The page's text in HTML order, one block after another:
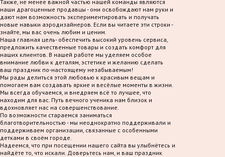
Также, не менее важной частью нашей команды являются
наши драгоценные продавцы - они освобождают нам руки и
дают нам возможность экспериментировать и получать
новые навыки аэродизайнеров. Если вы читаете эти строки -
знайте, мы вас очень любим и ценим.
Наша главная цель- обеспечить высокий уровень сервиса,
предложить качественные товары и создать комфорт для
наших клиентов. В нашей работе мы уделяем особое
внимание любви к деталям, эстетике и желанию сделать
ваш праздник по-настоящему незабываемым!
Мы рады делиться этой любовью к красивым вещам и
помогаем вам создавать яркие и весёлые моменты в жизни.
Мы всегда обучаемся, и внедряем всё то лучшее, что
находим для вас. Путь вечного ученика нам близок и
вдохновляет нас на совершенствование.
По возможности стараемся заниматься
благотворительностью - мы неоднократно поддерживали и
поддерживаем организации, связанные с особенными
детками в своём городе.
Надеемся, что при посещении нашего сайта вы улыбнётесь и
найдёте то, что искали. Доверьтесь нам, и ваш праздник